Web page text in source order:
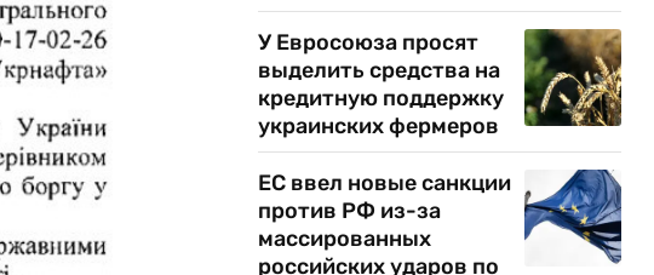
У Евросоюза просят
выделить средства на
кредитную поддержку
украинских фермеров
ЕС ввел новые санкции
против РФ из-за
массированных
российских ударов по